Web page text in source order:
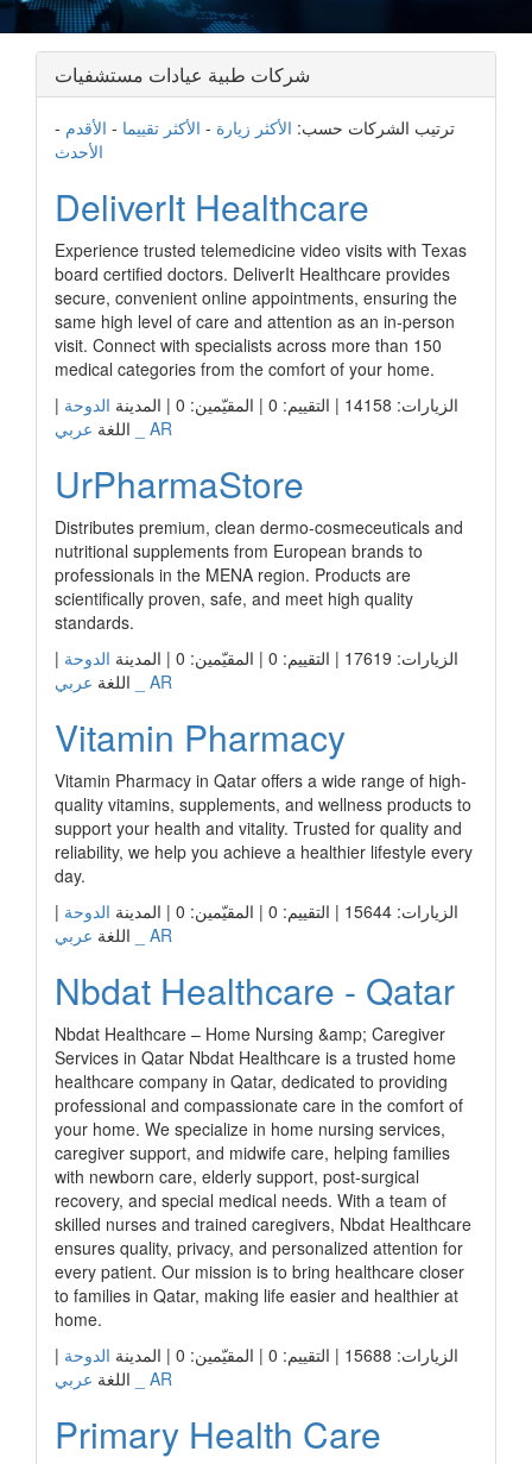
شركات طبية عيادات مستشفيات
ترتيب الشركات حسب: الأكثر زيارة - الأكثر تقييما - الأقدم -
الأحدث
DeliverIt Healthcare
Experience trusted telemedicine video visits with Texas
board certified doctors. DeliverIt Healthcare provides
secure, convenient online appointments, ensuring the
same high level of care and attention as an in-person
visit. Connect with specialists across more than 150
medical categories from the comfort of your home.
الزيارات: 14158 | التقييم: 0 | المقيّمين: 0 | المدينة
الدوحة |
اللغة عربي _ AR
UrPharmaStore
Distributes premium, clean dermo-cosmeceuticals and
nutritional supplements from European brands to
professionals in the MENA region. Products are
scientifically proven, safe, and meet high quality
standards.
الزيارات: 17619 | التقييم: 0 | المقيّمين: 0 | المدينة
الدوحة |
اللغة عربي _ AR
Vitamin Pharmacy
Vitamin Pharmacy in Qatar offers a wide range of high-
quality vitamins, supplements, and wellness products to
support your health and vitality. Trusted for quality and
reliability, we help you achieve a healthier lifestyle every
day.
الزيارات: 15644 | التقييم: 0 | المقيّمين: 0 | المدينة
الدوحة |
اللغة عربي _ AR
Nbdat Healthcare - Qatar
Nbdat Healthcare – Home Nursing &amp; Caregiver
Services in Qatar Nbdat Healthcare is a trusted home
healthcare company in Qatar, dedicated to providing
professional and compassionate care in the comfort of
your home. We specialize in home nursing services,
caregiver support, and midwife care, helping families
with newborn care, elderly support, post-surgical
recovery, and special medical needs. With a team of
skilled nurses and trained caregivers, Nbdat Healthcare
ensures quality, privacy, and personalized attention for
every patient. Our mission is to bring healthcare closer
to families in Qatar, making life easier and healthier at
home.
الزيارات: 15688 | التقييم: 0 | المقيّمين: 0 | المدينة
الدوحة |
اللغة عربي _ AR
Primary Health Care